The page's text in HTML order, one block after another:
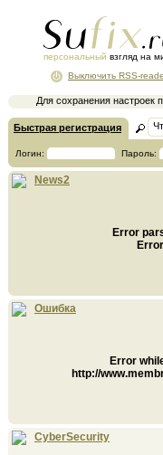
персональный взгляд на
Для сохранения настроек
Выключить RSS-
Быстрая регистрация
Логин: Пароль:
News2
Error
Ошибка
Error
http://
CyberSecurity